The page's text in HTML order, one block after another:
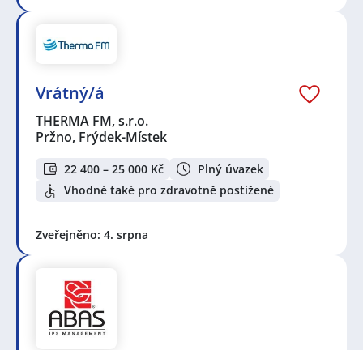
Vrátný/á
THERMA FM, s.r.o.
Pržno, Frýdek-Místek
22 400 – 25 000 Kč
Plný úvazek
Vhodné také pro zdravotně postižené
Zveřejněno: 4. srpna